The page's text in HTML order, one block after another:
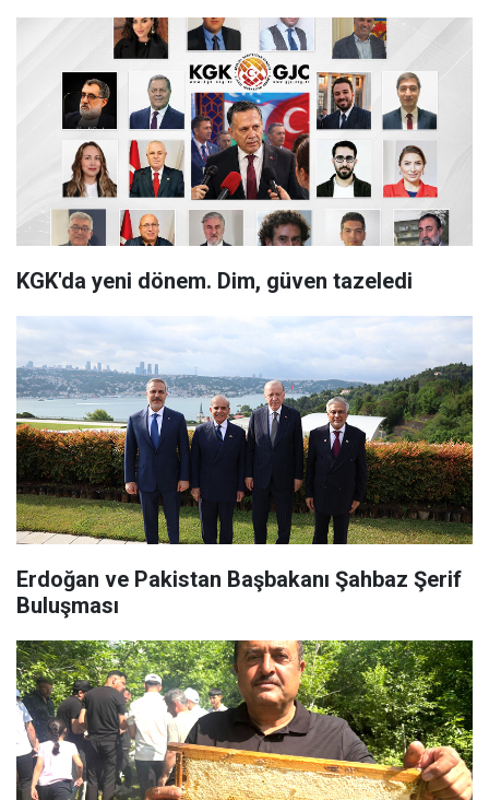
KGK'da yeni dönem. Dim, güven tazeledi
Erdoğan ve Pakistan Başbakanı Şahbaz Şerif
Buluşması